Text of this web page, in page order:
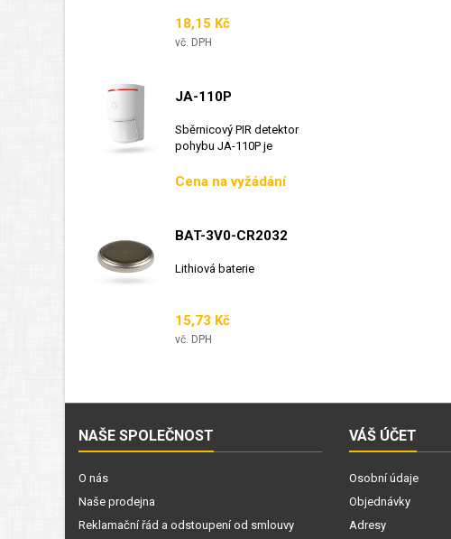
Cena
18,15 Kč
vč. DPH
JA-110P
Sběrnicový PIR detektor
pohybu JA-110P je
Cena
Cena na vyžádání
BAT-3V0-CR2032
Lithiová baterie
Cena
15,73 Kč
vč. DPH
NAŠE SPOLEČNOST
O nás
Naše prodejna
Reklamační řád a odstoupení od smlouvy
VÁŠ ÚČET
Osobní údaje
Objednávky
Adresy